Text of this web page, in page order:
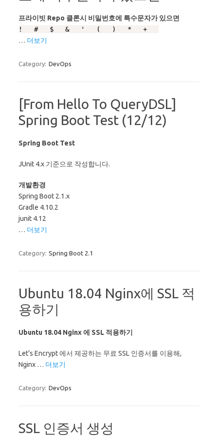
프라이빗 Repo 클론시 비밀번호에 특수문자가 있으면
!   #   $   &   '   (   )   *   +
… 더보기
Category: DevOps
[From Hello To QueryDSL]
Spring Boot Test (12/12)
Spring Boot Test
JUnit 4.x 기준으로 작성합니다.
개발환경
Spring Boot 2.1.x
Gradle 4.10.2
junit 4.12
… 더보기
Category: Spring Boot 2.1
Ubuntu 18.04 Nginx에 SSL 적
용하기
Ubuntu 18.04 Nginx 에 SSL 적용하기
Let’s Encrypt 에서 제공하는 무료 SSL 인증서를 이용해,
Nginx … 더보기
Category: DevOps
SSL 인증서 생성